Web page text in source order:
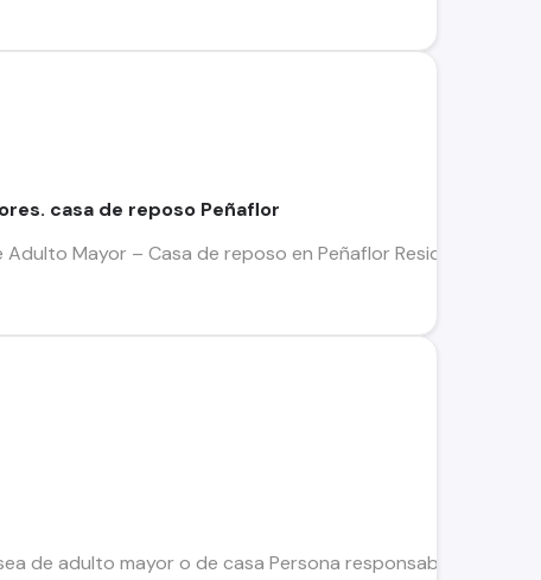
casa de reposo Peñaflor
Adulto Mayor – Casa de reposo en Peñaflor Residencia
de adulto mayor o de casa Persona responsable,